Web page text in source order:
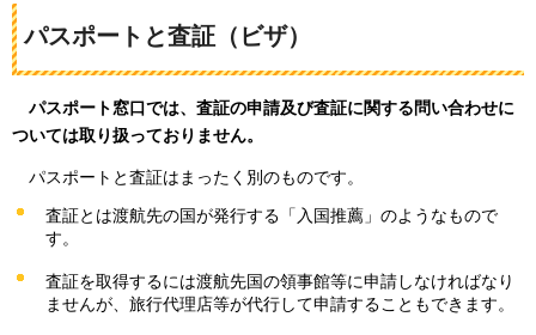
パスポートと査証（ビザ）
パスポート窓口では、査証の申請及び査証に関する問い合わせに
ついては取り扱っておりません。
パスポートと査証はまったく別のものです。
査証とは渡航先の国が発行する「入国推薦」のようなもので
す。
査証を取得するには渡航先国の領事館等に申請しなければなり
ませんが、旅行代理店等が代行して申請することもできます。